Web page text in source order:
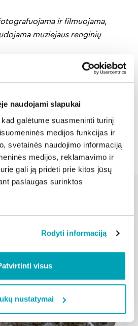
naudojami slapukai
galėtume suasmeninti turinį
medijos funkcijas ir
svetainės naudojimo informaciją
medijos, reklamavimo ir
gali ją pridėti prie kitos jūsų
paslaugas surinktos
Rodyti informaciją
visus
nustatymai
ir filmuojama,
muziejaus renginių